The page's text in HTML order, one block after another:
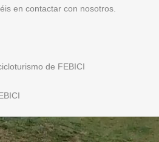
en contactar con nosotros.
de FEBICI